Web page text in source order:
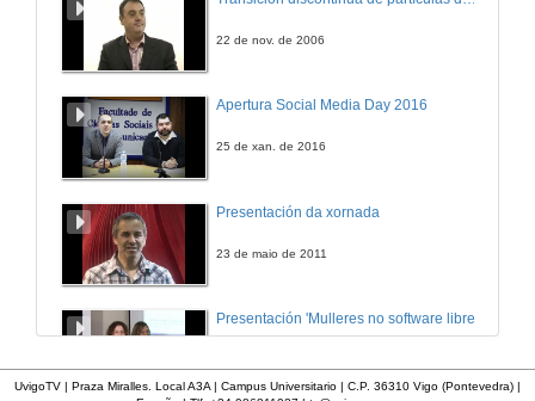
22 de nov. de 2006
Apertura Social Media Day 2016
25 de xan. de 2016
Presentación da xornada
23 de maio de 2011
Presentación 'Mulleres no software libre'
UvigoTV | Praza Miralles. Local A3A | Campus Universitario | C.P. 36310 Vigo (Pontevedra) |